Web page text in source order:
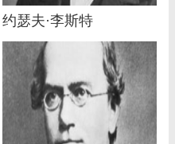
约瑟夫·李斯特